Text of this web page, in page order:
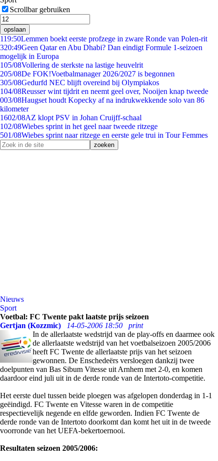
Scrollbar gebruiken
opslaan
119:50Lemmen boekt eerste profzege in zware Ronde van Polen-rit
320:49Geen Qatar en Abu Dhabi? Dan eindigt Formule 1-seizoen
mogelijk in Europa
105/08Vollering de sterkste na lastige heuvelrit
205/08De FOK!Voetbalmanager 2026/2027 is begonnen
305/08Gedurfd NEC blijft overeind bij Olympiakos
104/08Reusser wint tijdrit en neemt geel over, Nooijen knap tweede
003/08Haugset houdt Kopecky af na indrukwekkende solo van 86
kilometer
1602/08AZ klopt PSV in Johan Cruijff-schaal
102/08Wiebes sprint in het geel naar tweede ritzege
501/08Wiebes sprint naar ritzege en eerste gele trui in Tour Femmes
Nieuws
Sport
Voetbal: FC Twente pakt laatste prijs seizoen
Gertjan (Kozzmic)
14-05-2006 18:50
print
In de allerlaatste wedstrijd van de play-offs en daarmee ook
de allerlaatste wedstrijd van het voetbalseizoen 2005/2006
heeft FC Twente de allerlaatste prijs van het seizoen
gewonnen. De Enschedeërs versloegen dankzij twee
doelpunten van Bas Sibum Vitesse uit Arnhem met 2-0, en komen
daardoor eind juli uit in de derde ronde van de Intertoto-competitie.
Het eerste duel tussen beide ploegen was afgelopen donderdag in 1-1
geëindigd. FC Twente en Vitesse waren in de competitie
respectievelijk negende en elfde geworden. Indien FC Twente de
derde ronde van de Intertoto doorkomt dan komt het uit in de tweede
voorronde van het UEFA-bekertoernooi.
Resultaten seizoen 2005/2006: